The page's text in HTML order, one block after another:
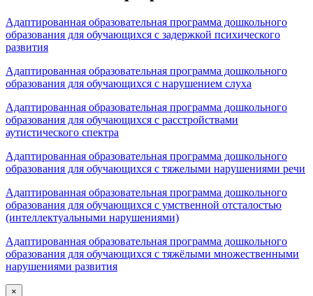
Адаптированная образовательная программа дошкольного
образования для обучающихся с задержкой психического
развития
Адаптированная образовательная программа дошкольного
образования для обучающихся с нарушением слуха
Адаптированная образовательная программа дошкольного
образования для обучающихся с расстройствами
аутистического спектра
Адаптированная образовательная программа дошкольного
образования для обучающихся с тяжелыми нарушениями речи
Адаптированная образовательная программа дошкольного
образования для обучающихся с умственной отсталостью
(интеллектуальными нарушениями)
Адаптированная образовательная программа дошкольного
образования для обучающихся с тяжёлыми множественными
нарушениями развития
×